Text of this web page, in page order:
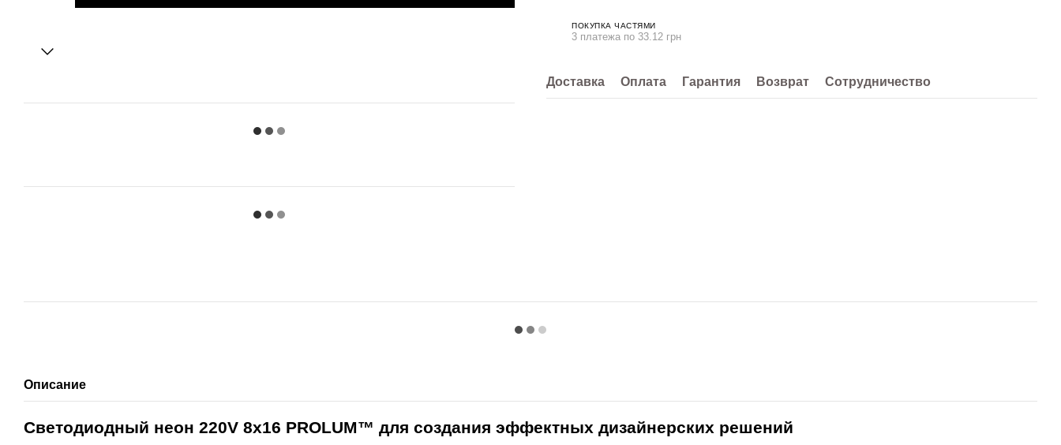
ПОКУПКА ЧАСТЯМИ
3 платежа по 33.12 грн
Доставка Оплата Гарантия Возврат Сотрудничество
Описание
Светодиодный неон 220V 8x16 PROLUM™ для создания эффектных дизайнерских решений